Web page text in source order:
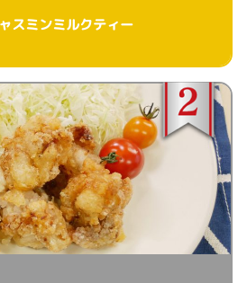
スミンミルクティー